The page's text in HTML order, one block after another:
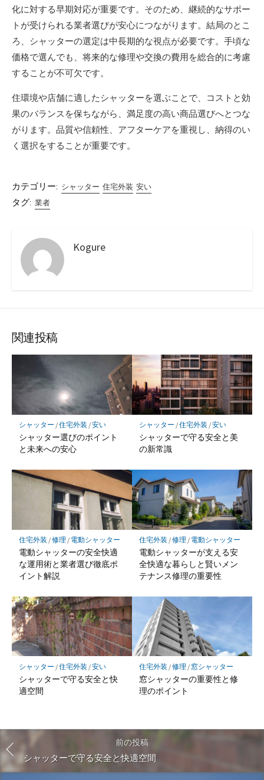
化に対する早期対応が重要です。そのため、継続的なサポー
トが受けられる業者選びが安心につながります。結局のとこ
ろ、シャッターの選定は中長期的な視点が必要です。手頃な
価格で選んでも、将来的な修理や交換の費用を総合的に考慮
することが不可欠です。
住環境や店舗に適したシャッターを選ぶことで、コストと効
果のバランスを保ちながら、満足度の高い商品選びへとつな
がります。品質や信頼性、アフターケアを重視し、納得のい
く選択をすることが重要です。
カテゴリー: シャッター 住宅外装 安い
タグ: 業者
Kogure
関連投稿
シャッター /住宅外装 /安い
シャッター選びのポイント
と未来への安心
シャッター /住宅外装 /安い
シャッターで守る安全と美
の新常識
住宅外装 /修理 / 電動シャッター
電動シャッターの安全快適
な運用術と業者選び徹底ポ
イント解説
住宅外装 /修理 / 電動シャッター
電動シャッターが支える安
全快適な暮らしと賢いメン
テナンス修理の重要性
シャッター /住宅外装 /安い
シャッターで守る安全と快
適空間
住宅外装 /修理 / 窓シャッター
窓シャッターの重要性と修
理のポイント
前の投稿
シャッターで守る安全と快適空間